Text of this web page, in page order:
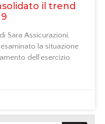
il trend
Sara Assicurazioni,
la situazione
dell’esercizio